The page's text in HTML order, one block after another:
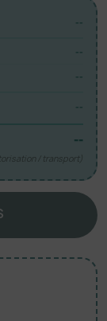
--
--
--
--
--
/ transport)